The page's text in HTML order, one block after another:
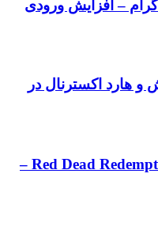
– افزایش ورودی
هارد اکسترنال در
بهترین ماد های بازی Red Dead Redemption 2 –